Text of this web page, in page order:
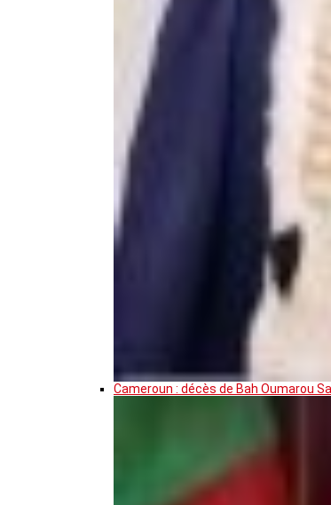
Cameroun : décès de Bah Oumarou